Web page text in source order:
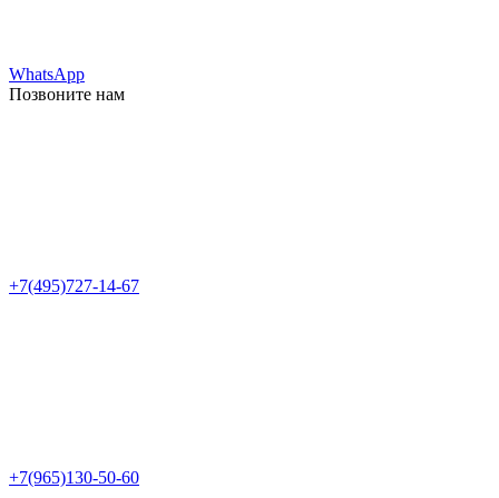
WhatsApp
Позвоните нам
+7(495)727-14-67
+7(965)130-50-60